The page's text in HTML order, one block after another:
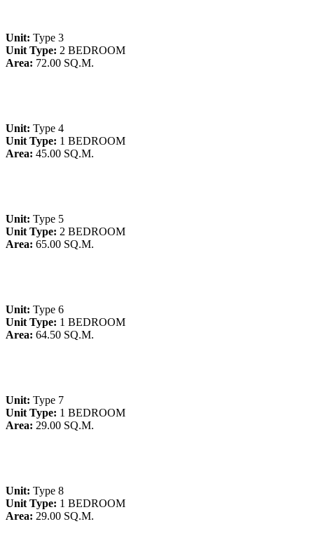
Unit: Type 3
Unit Type: 2 BEDROOM
Area: 72.00 SQ.M.
Unit: Type 4
Unit Type: 1 BEDROOM
Area: 45.00 SQ.M.
Unit: Type 5
Unit Type: 2 BEDROOM
Area: 65.00 SQ.M.
Unit: Type 6
Unit Type: 1 BEDROOM
Area: 64.50 SQ.M.
Unit: Type 7
Unit Type: 1 BEDROOM
Area: 29.00 SQ.M.
Unit: Type 8
Unit Type: 1 BEDROOM
Area: 29.00 SQ.M.